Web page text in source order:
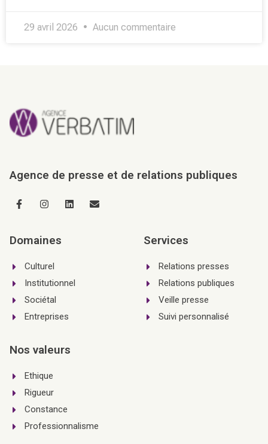
29 avril 2026 Aucun commentaire
Agence de presse et de relations publiques
Domaines
Culturel
Institutionnel
Sociétal
Entreprises
Services
Relations presses
Relations publiques
Veille presse
Suivi personnalisé
Nos valeurs
Ethique
Rigueur
Constance
Professionnalisme